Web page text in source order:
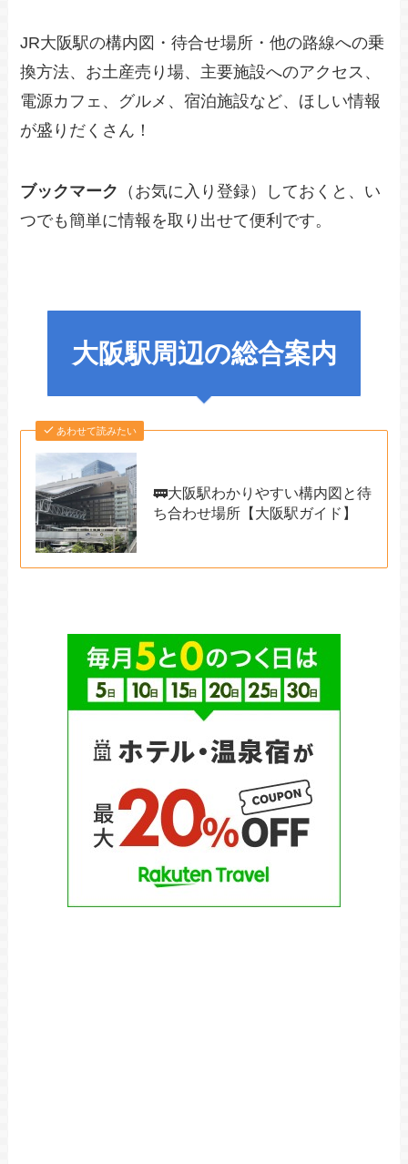
JR大阪駅の構内図・待合せ場所・他の路線への乗
換方法、お土産売り場、主要施設へのアクセス、
電源カフェ、グルメ、宿泊施設など、ほしい情報
が盛りだくさん！
ブックマーク
（お気に入り登録）しておくと、い
つでも簡単に情報を取り出せて便利です。
大阪駅周辺の総合案内
あわせて読みたい
🚃大阪駅わかりやすい構内図と待
ち合わせ場所【大阪駅ガイド】